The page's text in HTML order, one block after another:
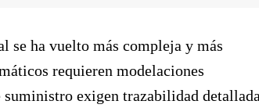
se ha vuelto más compleja y más
requieren modelaciones
suministro exigen trazabilidad